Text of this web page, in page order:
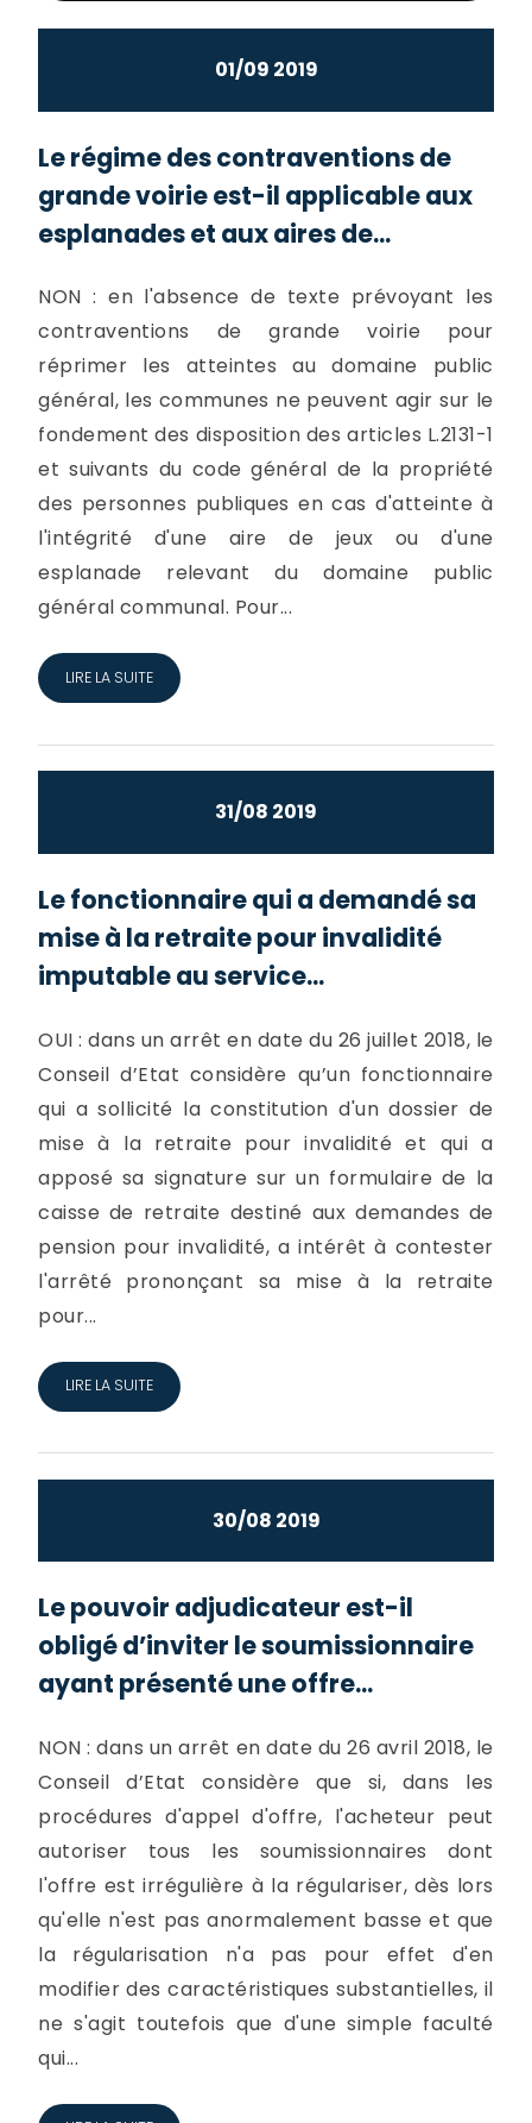
01/09 2019
Le régime des contraventions de
grande voirie est-il applicable aux
esplanades et aux aires de...
NON : en l'absence de texte prévoyant les
contraventions de grande voirie pour
réprimer les atteintes au domaine public
général, les communes ne peuvent agir sur le
fondement des disposition des articles L.2131-1
et suivants du code général de la propriété
des personnes publiques en cas d'atteinte à
l'intégrité d'une aire de jeux ou d'une
esplanade relevant du domaine public
général communal. Pour...
LIRE LA SUITE
31/08 2019
Le fonctionnaire qui a demandé sa
mise à la retraite pour invalidité
imputable au service...
OUI : dans un arrêt en date du 26 juillet 2018, le
Conseil d’Etat considère qu’un fonctionnaire
qui a sollicité la constitution d'un dossier de
mise à la retraite pour invalidité et qui a
apposé sa signature sur un formulaire de la
caisse de retraite destiné aux demandes de
pension pour invalidité, a intérêt à contester
l'arrêté prononçant sa mise à la retraite
pour...
LIRE LA SUITE
30/08 2019
Le pouvoir adjudicateur est-il
obligé d’inviter le soumissionnaire
ayant présenté une offre...
NON : dans un arrêt en date du 26 avril 2018, le
Conseil d’Etat considère que si, dans les
procédures d'appel d'offre, l'acheteur peut
autoriser tous les soumissionnaires dont
l'offre est irrégulière à la régulariser, dès lors
qu'elle n'est pas anormalement basse et que
la régularisation n'a pas pour effet d'en
modifier des caractéristiques substantielles, il
ne s'agit toutefois que d'une simple faculté
qui...